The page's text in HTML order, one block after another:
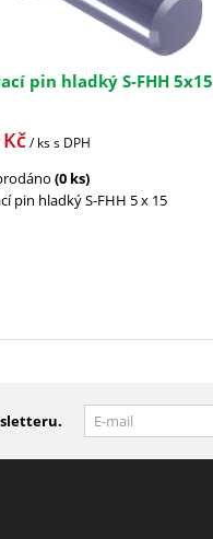
pin hladký S-FHH 5x15
/ kss DPH
(0 ks)
pin hladký S-FHH 5 x 15